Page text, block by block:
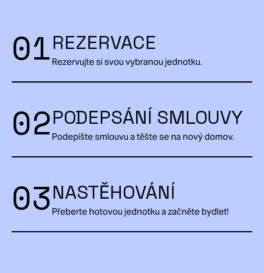
01REZERVACE
Rezervujte si svou vybranou jednotku.
02PODEPSÁNÍ SMLOUVY
Podepište smlouvu a těšte se na nový domov.
03NASTĚHOVÁNÍ
Přeberte hotovou jednotku a začněte bydlet!